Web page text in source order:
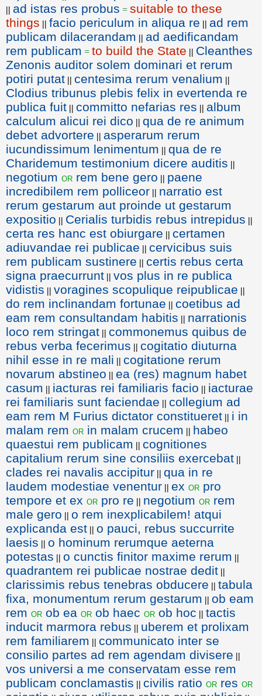
|| ad istas res probus = suitable to these
things || facio periculum in aliqua re || ad rem
publicam dilacerandam || ad aedificandam
rem publicam = to build the State || Cleanthes
Zenonis auditor solem dominari et rerum
potiri putat || centesima rerum venalium ||
Clodius tribunus plebis felix in evertenda re
publica fuit || committo nefarias res || album
calculum alicui rei dico || qua de re animum
debet advortere || asperarum rerum
iucundissimum lenimentum || qua de re
Charidemum testimonium dicere auditis ||
negotium or rem bene gero || paene
incredibilem rem polliceor || narratio est
rerum gestarum aut proinde ut gestarum
expositio || Cerialis turbidis rebus intrepidus ||
certa res hanc est obiurgare || certamen
adiuvandae rei publicae || cervicibus suis
rem publicam sustinere || certis rebus certa
signa praecurrunt || vos plus in re publica
vidistis || voragines scopulique reipublicae ||
do rem inclinandam fortunae || coetibus ad
eam rem consultandam habitis || narrationis
loco rem stringat || commonemus quibus de
rebus verba fecerimus || cogitatio diuturna
nihil esse in re mali || cogitatione rerum
novarum abstineo || ea (res) magnum habet
casum || iacturas rei familiaris facio || iacturae
rei familiaris sunt faciendae || collegium ad
eam rem M Furius dictator constitueret || i in
malam rem or in malam crucem || habeo
quaestui rem publicam || cognitiones
capitalium rerum sine consiliis exercebat ||
clades rei navalis accipitur || qua in re
laudem modestiae venentur || ex or pro
tempore et ex or pro re || negotium or rem
male gero || o rem inexplicabilem! atqui
explicanda est || o pauci, rebus succurrite
laesis || o hominum rerumque aeterna
potestas || o cunctis finitor maxime rerum ||
quadrantem rei publicae nostrae dedit ||
clarissimis rebus tenebras obducere || tabula
fixa, monumentum rerum gestarum || ob eam
rem or ob ea or ob haec or ob hoc || tactis
inducit marmora rebus || uberem et prolixam
rem familiarem || communicato inter se
consilio partes ad rem agendam divisere ||
vos universi a me conservatam esse rem
publicam conclamastis || civilis ratio or res or